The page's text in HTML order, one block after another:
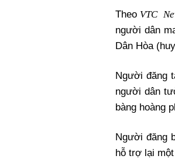
Theo VTC
người dân
Dân Hòa
Người đăng
người dân
bàng hoàng
Người đăng
hỗ trợ lại